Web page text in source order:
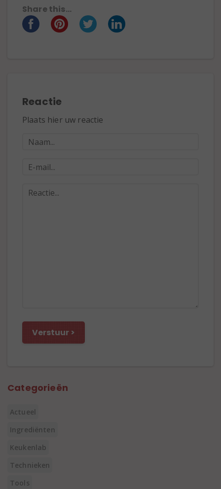
Share this...
Reactie
Plaats hier uw reactie
Categorieën
Actueel
Ingrediënten
Keukenlab
Technieken
Tools